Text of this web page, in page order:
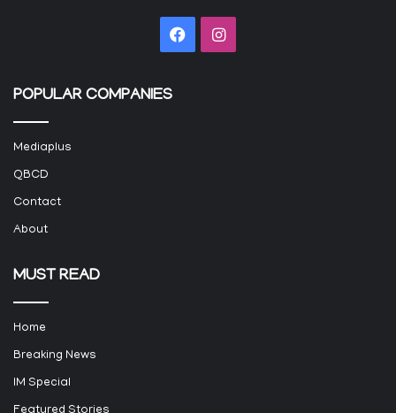
FacebookInstagram
POPULAR COMPANIES
Mediaplus
QBCD
Contact
About
MUST READ
Home
Breaking News
IM Special